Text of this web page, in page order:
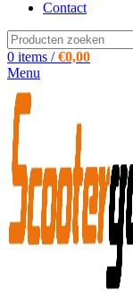
Contact
0 items / €0,00
Menu